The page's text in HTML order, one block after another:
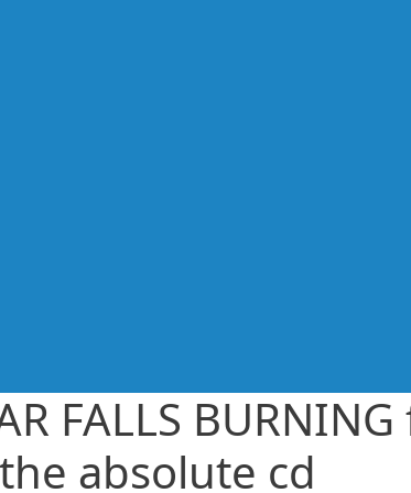
FALLS
absolute cd